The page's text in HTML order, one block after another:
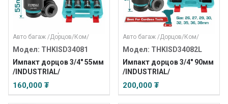
Авто багаж /Дорцов/Ком/
Модел: THKISD34081
Импакт дорцов 3/4" 55мм
/INDUSTRIAL/
160,000 ₮
Авто багаж /Дорцов/Ком/
Модел: THKISD34082L
Импакт дорцов 3/4" 90мм
/INDUSTRIAL/
200,000 ₮